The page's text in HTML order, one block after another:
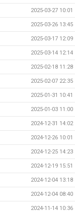
2025-03-27 10:01
2025-03-26 13:45
2025-03-17 12:09
2025-03-14 12:14
2025-02-18 11:28
2025-02-07 22:35
2025-01-31 10:41
2025-01-03 11:00
2024-12-31 14:02
2024-12-26 10:01
2024-12-25 14:23
2024-12-19 15:51
2024-12-04 13:18
2024-12-04 08:40
2024-11-14 10:36